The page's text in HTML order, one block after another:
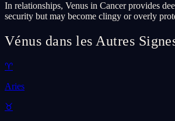
In relationships, Venus in Cancer provides
security but may become clingy or overly
Vénus dans les Autres
♈
Aries
♉